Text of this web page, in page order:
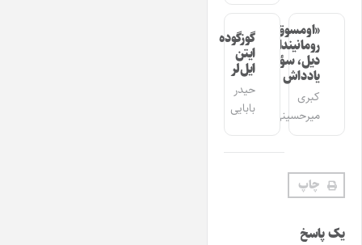
«اومسوق»
رومانیندا
دیل، سؤز،
یادداش
کبری
میرحسینی
گوزگوده
ایتن
ایل‌لر
حیدر
بابایی
چاپ
یک پاسخ